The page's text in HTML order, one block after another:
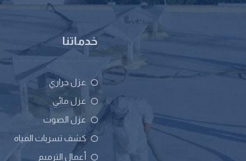
خدماتنا
عزل حراري
عزل مائي
عزل الصوت
كشف تسربات المياه
أعمال الترميم